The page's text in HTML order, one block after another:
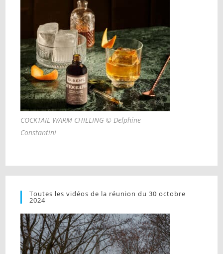
COCKTAIL WARM CHILLING © Delphine
Constantini
Toutes les vidéos de la réunion du 30 octobre
2024